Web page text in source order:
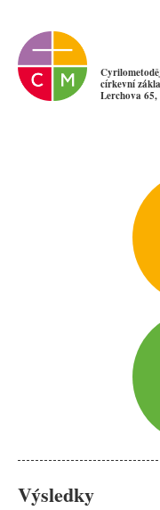
církevní
Lerchova
Výsledky